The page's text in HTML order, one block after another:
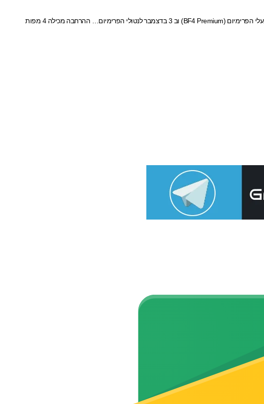
חבילת ההרחבה Second Assault תגיע קודם לקונסולת הדור הבא של מיקרוסופט Xbox One ותשוחרר מחר, במקביל להשקה הגדולה של הקונסולה, לבעלי הפרימיום (BF4 Premium) וב 3 בדצמבר לנטולי הפרימיום… ההרחבה מכילה 4 מפות